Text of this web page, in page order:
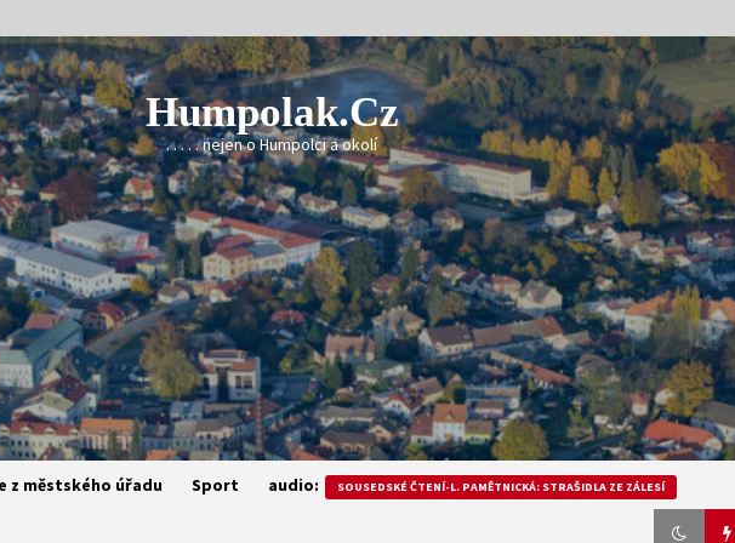
Humpolak.cz
. . . . . nejen o Humpolci a okolí
z městského úřadu Sport audio: SOUSEDSKÉ ČTENÍ-L. PAMĚTNICKÁ: STRAŠIDLA ZE ZÁLESÍ